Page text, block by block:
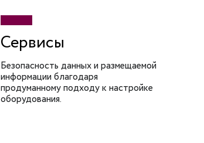
Сервисы
Безопасность данных и размещаемой
информации благодаря
продуманному подходу к настройке
оборудования.